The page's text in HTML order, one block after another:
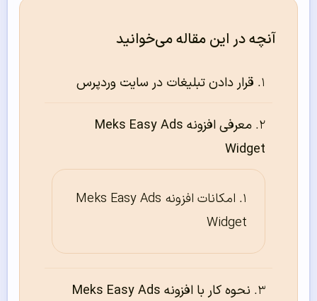
آنچه در این مقاله می‌خوانید
قرار دادن تبلیغات در سایت وردپرس
معرفی افزونه Meks Easy Ads
Widget
امکانات افزونه Meks Easy Ads
Widget
نحوه کار با افزونه Meks Easy Ads